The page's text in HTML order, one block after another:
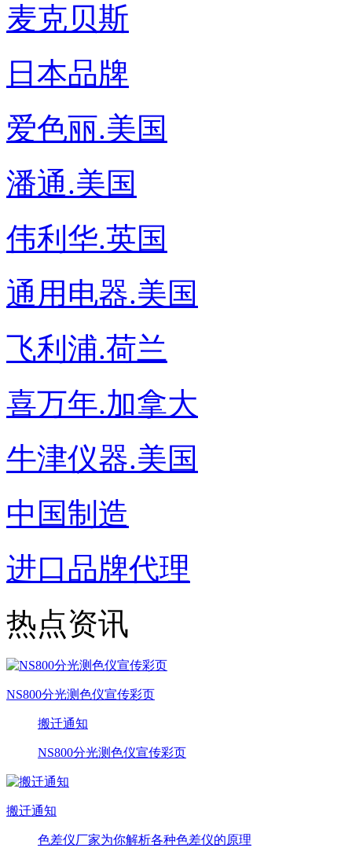
麦克贝斯
日本品牌
爱色丽.美国
潘通.美国
伟利华.英国
通用电器.美国
飞利浦.荷兰
喜万年.加拿大
牛津仪器.美国
中国制造
进口品牌代理
热点资讯
NS800分光测色仪宣传彩页
搬迁通知
NS800分光测色仪宣传彩页
搬迁通知
色差仪厂家为你解析各种色差仪的原理